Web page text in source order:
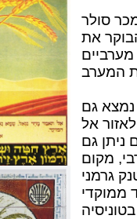
סולר
את
מערביים
נמצא גם
אל
ניתן גם
מקום
גרמני
ממוקדי